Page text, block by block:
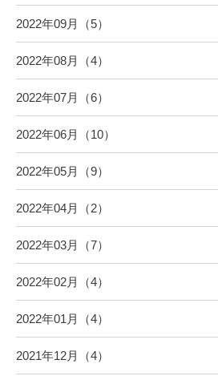
2022年09月（5）
2022年08月（4）
2022年07月（6）
2022年06月（10）
2022年05月（9）
2022年04月（2）
2022年03月（7）
2022年02月（4）
2022年01月（4）
2021年12月（4）